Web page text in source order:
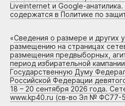
Liveinternet и Google-анатилика.
содержатся в Политике по
«Сведения о размере и других
размещению на страницах
размещения предвыборных,
период избирательной
Государственную Думу
Российской Федерации
18 – 20 сентября 2026 года.
www.kp40.ru (св-во Эл № ФС77-